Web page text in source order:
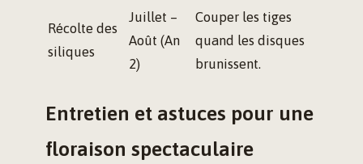
Récolte des
siliques
Juillet –
Août (An
2)
Couper les tiges
quand les disques
brunissent.
Entretien et astuces pour une
floraison spectaculaire